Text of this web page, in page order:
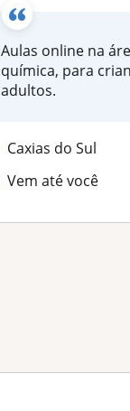
Aulas online na
química, para
adultos.
Caxias do Sul
Vem até você